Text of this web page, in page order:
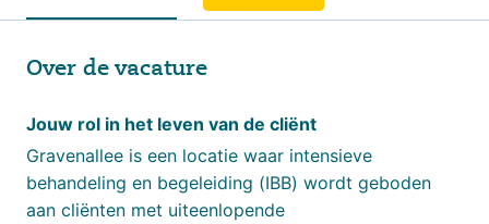
Over de vacature
Jouw rol in het leven van de cliënt
Gravenallee is een locatie waar intensieve
behandeling en begeleiding (IBB) wordt geboden
aan cliënten met uiteenlopende